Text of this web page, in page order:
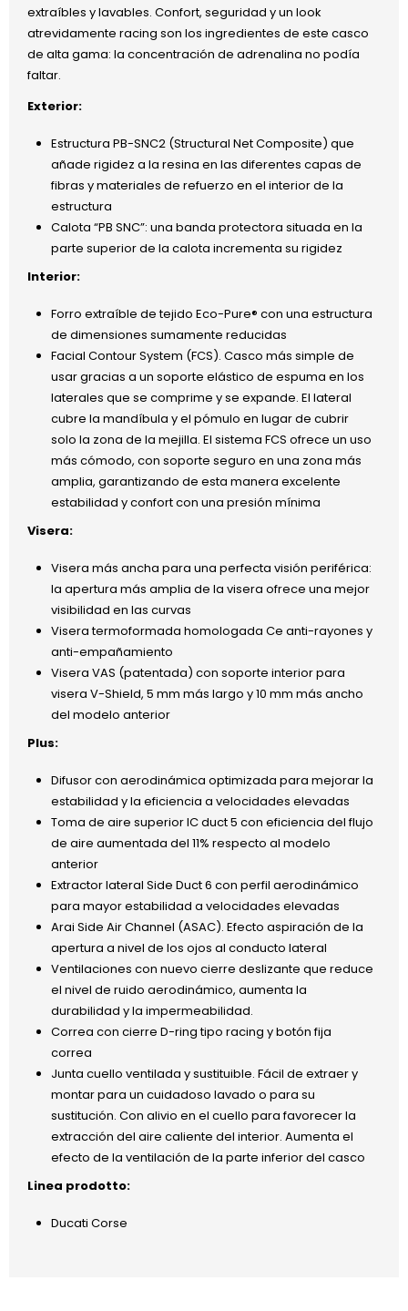
extraíbles y lavables. Confort, seguridad y un look
atrevidamente racing son los ingredientes de este casco
de alta gama: la concentración de adrenalina no podía
faltar.
Exterior:
Estructura PB-SNC2 (Structural Net Composite) que
añade rigidez a la resina en las diferentes capas de
fibras y materiales de refuerzo en el interior de la
estructura
Calota “PB SNC”: una banda protectora situada en la
parte superior de la calota incrementa su rigidez
Interior:
Forro extraíble de tejido Eco-Pure® con una estructura
de dimensiones sumamente reducidas
Facial Contour System (FCS). Casco más simple de
usar gracias a un soporte elástico de espuma en los
laterales que se comprime y se expande. El lateral
cubre la mandíbula y el pómulo en lugar de cubrir
solo la zona de la mejilla. El sistema FCS ofrece un uso
más cómodo, con soporte seguro en una zona más
amplia, garantizando de esta manera excelente
estabilidad y confort con una presión mínima
Visera:
Visera más ancha para una perfecta visión periférica:
la apertura más amplia de la visera ofrece una mejor
visibilidad en las curvas
Visera termoformada homologada Ce anti-rayones y
anti-empañamiento
Visera VAS (patentada) con soporte interior para
visera V-Shield, 5 mm más largo y 10 mm más ancho
del modelo anterior
Plus:
Difusor con aerodinámica optimizada para mejorar la
estabilidad y la eficiencia a velocidades elevadas
Toma de aire superior IC duct 5 con eficiencia del flujo
de aire aumentada del 11% respecto al modelo
anterior
Extractor lateral Side Duct 6 con perfil aerodinámico
para mayor estabilidad a velocidades elevadas
Arai Side Air Channel (ASAC). Efecto aspiración de la
apertura a nivel de los ojos al conducto lateral
Ventilaciones con nuevo cierre deslizante que reduce
el nivel de ruido aerodinámico, aumenta la
durabilidad y la impermeabilidad.
Correa con cierre D-ring tipo racing y botón fija
correa
Junta cuello ventilada y sustituible. Fácil de extraer y
montar para un cuidadoso lavado o para su
sustitución. Con alivio en el cuello para favorecer la
extracción del aire caliente del interior. Aumenta el
efecto de la ventilación de la parte inferior del casco
Linea prodotto:
Ducati Corse